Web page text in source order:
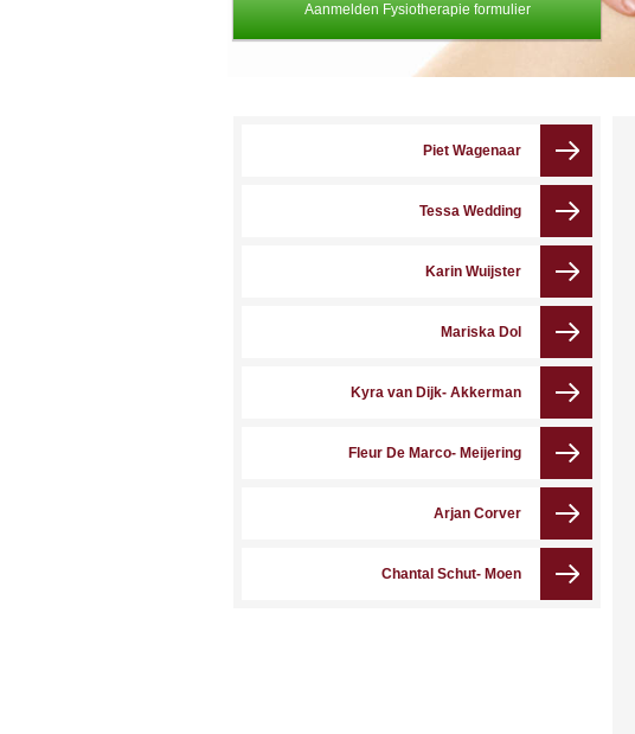
Aanmelden Fysiotherapie formulier
Piet Wagenaar
Tessa Wedding
Karin Wuijster
Mariska Dol
Kyra van Dijk- Akkerman
Fleur De Marco- Meijering
Arjan Corver
Chantal Schut- Moen